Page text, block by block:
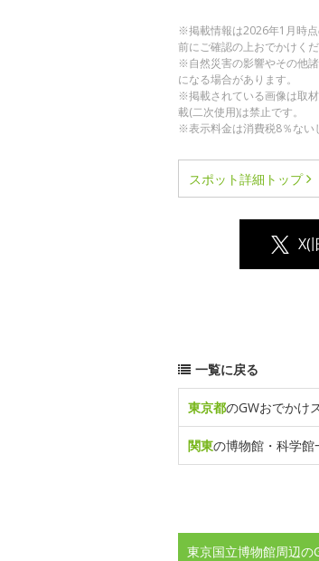
※掲載情報は2026年1月時
前にご確認の上おでかけくだ
※自然災害の影響やその他
になる場合があります。
※掲載されている画像は取
載(二次使用)は禁止です。
※表示料金は消費税8％ない
スポット詳細 トップ
X(
一覧に戻る
東京都のGWおでかけ
関東の博物館・科学館
東京国立博物館周辺の